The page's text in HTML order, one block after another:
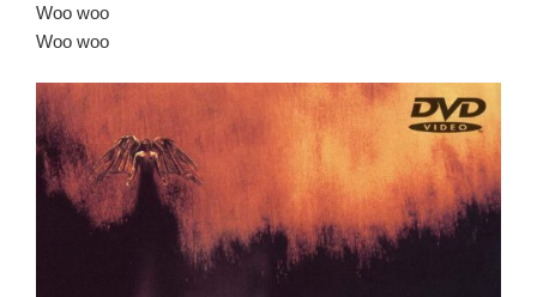
Woo woo
Woo woo